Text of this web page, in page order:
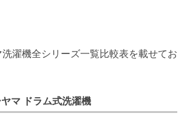
濯機全シリーズ一覧比較表を載せてお
マ ドラム式洗濯機